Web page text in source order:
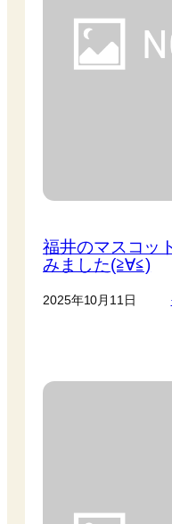
福井のマスコッ
みました(≧∀≦)
2025年10月11日